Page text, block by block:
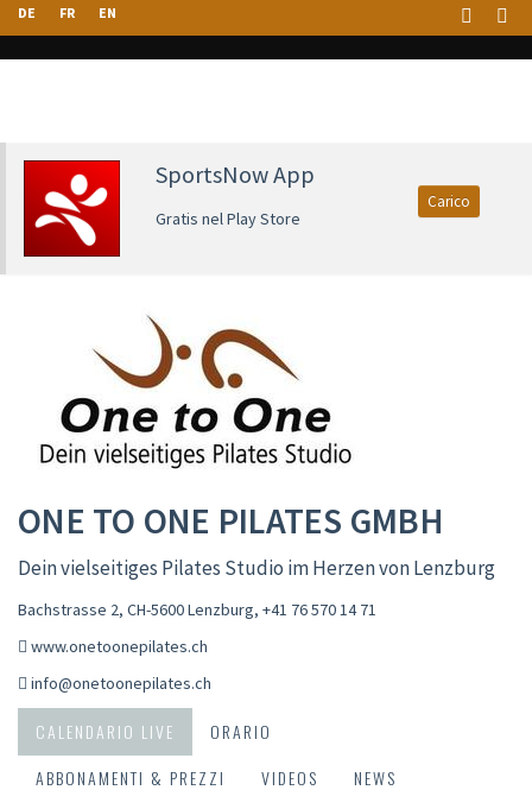
DE FR EN
SportsNow App
Gratis nel Play Store
Carico
ONE TO ONE PILATES GMBH
Dein vielseitiges Pilates Studio im Herzen von Lenzburg
Bachstrasse 2, CH-5600 Lenzburg, +41 76 570 14 71
www.onetoonepilates.ch
info@onetoonepilates.ch
CALENDARIO LIVE
ORARIO
ABBONAMENTI & PREZZI
VIDEOS
NEWS